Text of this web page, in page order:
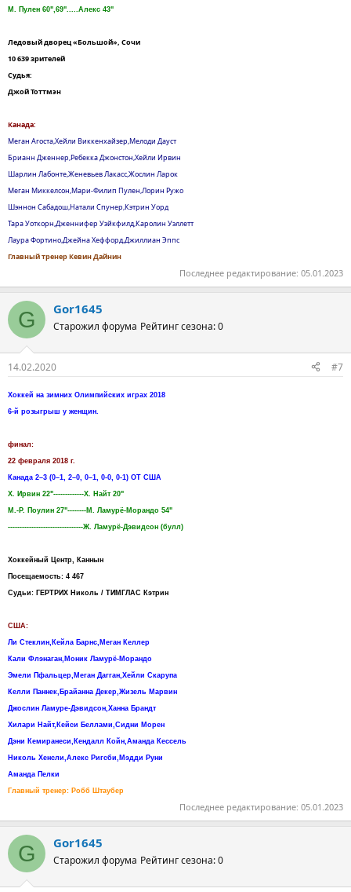
М. Пулен 60",69".....Алекс 43"
Ледовый дворец «Большой», Сочи
10 639 зрителей
Судья:
Джой Тоттмэн
Канада:
Меган Агоста,Хейли Виккенхайзер,Мелоди Дауст
Брианн Дженнер,Ребекка Джонстон,Хейли Ирвин
Шарлин Лабонте,Женевьев Лакасс,Жослин Ларок
Меган Миккелсон,Мари-Филип Пулен,Лорин Ружо
Шэннон Сабадош,Натали Спунер,Кэтрин Уорд
Тара Уоткорн,Дженнифер Уэйкфилд,Каролин Уэллетт
Лаура Фортино,Джейна Хеффорд,Джиллиан Эппс
Главный тренер Кевин Дайнин
Последнее редактирование: 05.01.2023
G Gor1645
Старожил форума Рейтинг сезона: 0
14.02.2020 #7
Хоккей на зимних Олимпийских играх 2018
6-й розыгрыш у женщин.
финал:
22 февраля 2018 г.
Канада 2–3 (0–1, 2–0, 0–1, 0-0, 0-1) ОТ США
Х. Ирвин 22"-------------Х. Найт 20"
M.-P. Поулин 27"--------М. Ламурё-Морандо 54"
--------------------------------Ж. Ламурё-Дэвидсон (булл)
Хоккейный Центр, Каннын
Посещаемость: 4 467
Судьи: ГЕРТРИХ Николь / ТИМГЛАС Кэтрин
США:
Ли Стеклин,Кейла Барнс,Меган Келлер
Кали Флэнаган,Моник Ламурё-Морандо
Эмели Пфальцер,Меган Дагган,Хейли Скарупа
Келли Паннек,Брайанна Декер,Жизель Марвин
Джослин Ламуре-Дэвидсон,Ханна Брандт
Хилари Найт,Кейси Беллами,Сидни Морен
Дэни Кемиранеси,Кендалл Койн,Аманда Кессель
Николь Хенсли,Алекс Ригсби,Мэдди Руни
Аманда Пелки
Главный тренер: Робб Штаубер
Последнее редактирование: 05.01.2023
G Gor1645
Старожил форума Рейтинг сезона: 0